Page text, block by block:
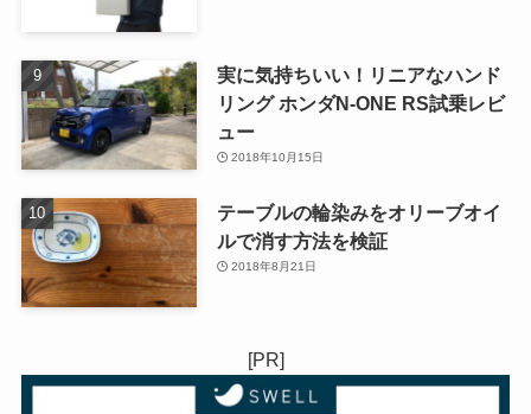
実に気持ちいい！リニアなハンド
リング ホンダN-ONE RS試乗レビ
ュー
2018年10月15日
テーブルの輪染みをオリーブオイ
ルで消す方法を検証
2018年8月21日
[PR]